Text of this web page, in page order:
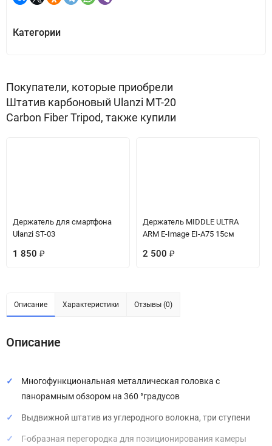
Категории
Покупатели, которые приобрели
Штатив карбоновый Ulanzi MT-20
Carbon Fiber Tripod, также купили
Держатель для смартфона
Ulanzi ST-03
1 850 ₽
Держатель MIDDLE ULTRA
ARM E-Image EI-A75 15см
2 500 ₽
Описание Характеристики Отзывы (0)
Описание
Многофункциональная металлическая головка с
панорамным обзором на 360 °градусов
Выдвижной штатив из углеродного волокна, три ступени
Г-образная перегородка для позиционирования камеры